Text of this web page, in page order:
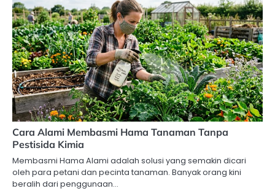
Cara Alami Membasmi Hama Tanaman Tanpa
Pestisida Kimia
Membasmi Hama Alami adalah solusi yang semakin dicari
oleh para petani dan pecinta tanaman. Banyak orang kini
beralih dari penggunaan…